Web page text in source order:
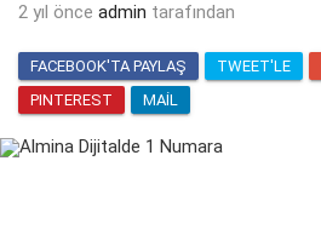
2 yıl önce admin tarafından
FACEBOOK'TA PAYLAŞ TWEET'LE
PINTEREST
MAIL